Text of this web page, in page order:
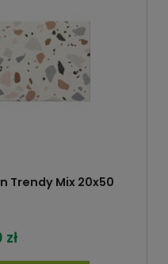
Trendy Mix 20x50